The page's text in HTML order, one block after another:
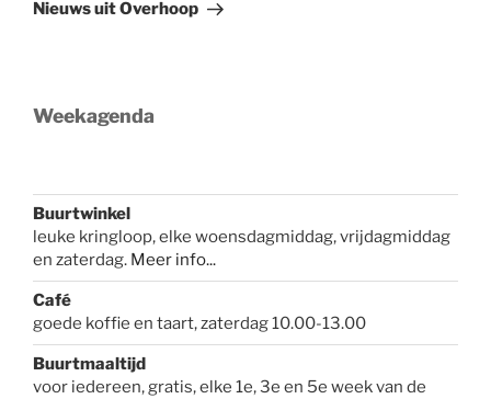
Nieuws uit Overhoop
Weekagenda
Buurtwinkel
leuke kringloop, elke woensdagmiddag, vrijdagmiddag
en zaterdag. Meer info...
Café
goede koffie en taart, zaterdag 10.00-13.00
Buurtmaaltijd
voor iedereen, gratis, elke 1e, 3e en 5e week van de